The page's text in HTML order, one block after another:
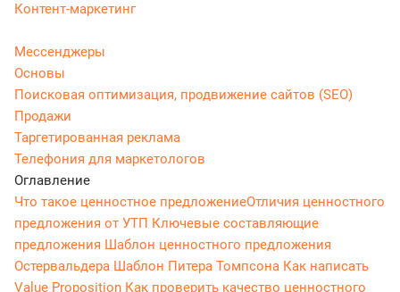
Контент-маркетинг
Мессенджеры
Основы
Поисковая оптимизация, продвижение сайтов (SEO)
Продажи
Таргетированная реклама
Телефония для маркетологов
Оглавление
Что такое ценностное предложениеОтличия ценностного
предложения от УТП Ключевые составляющие
предложения Шаблон ценностного предложения
Остервальдера Шаблон Питера Томпсона Как написать
Value Proposition Как проверить качество ценностного